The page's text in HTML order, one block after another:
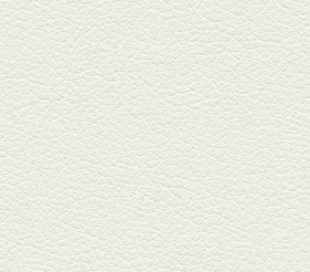
2025年8月15日放送
お刺身盛り合わせ＆干物
盛りの七輪焼き
酒場通りの「食楽みかげ」は、
オーナーこだわりの魚料理が味
わえ...
2025年7月25日放送
朝ごはんプレート＆かん
ぱちのカマ(塩焼き)
並木坂では珍しい朝ごはんの店
「コルハコ」で昼飲みの刻。